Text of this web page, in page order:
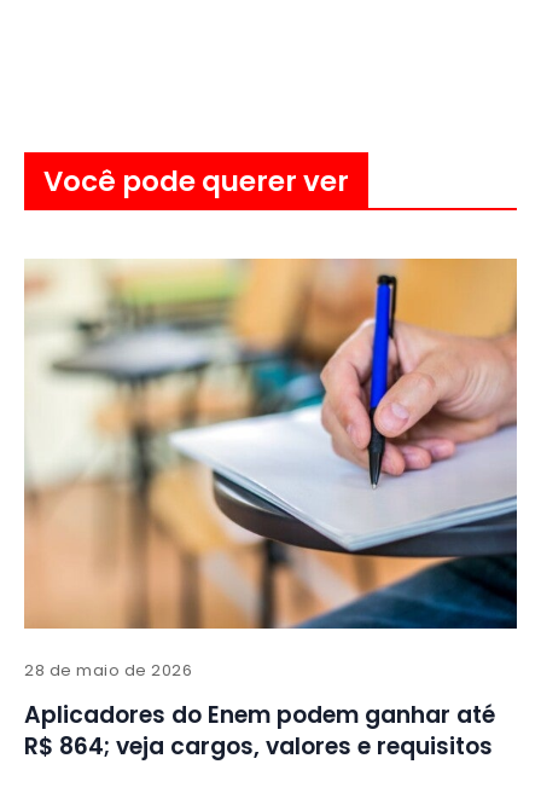
Você pode querer ver
28 de maio de 2026
Aplicadores do Enem podem ganhar até
R$ 864; veja cargos, valores e requisitos